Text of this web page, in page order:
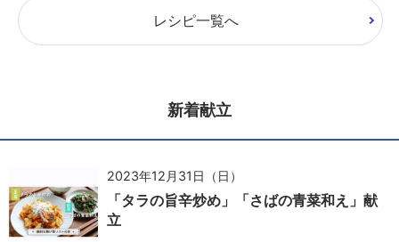
レシピ一覧へ
新着献立
2023年12月31日（日）
「タラの旨辛炒め」「さばの青菜和え」献
立